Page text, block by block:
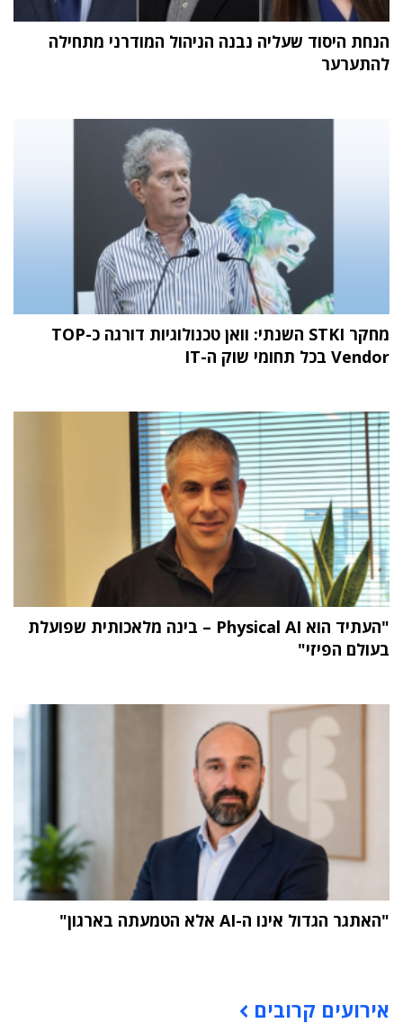
הנחת היסוד שעליה נבנה הניהול המודרני מתחילה
להתערער
מחקר STKI השנתי: וואן טכנולוגיות דורגה כ-TOP
Vendor בכל תחומי שוק ה-IT
"העתיד הוא Physical AI – בינה מלאכותית שפועלת
בעולם הפיזי"
"האתגר הגדול אינו ה-AI אלא הטמעתה בארגון"
אירועים קרובים